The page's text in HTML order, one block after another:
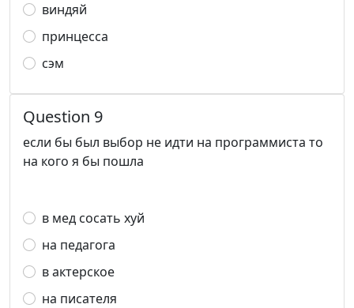
виндяй
принцесса
сэм
Question 9
если бы был выбор не идти на программиста то
на кого я бы пошла
в мед сосать хуй
на педагога
в актерское
на писателя